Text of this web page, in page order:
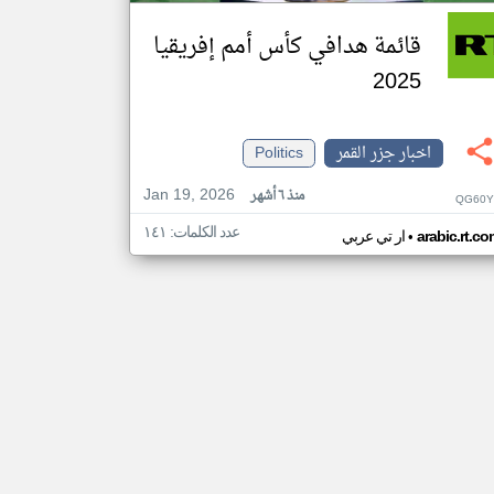
قائمة هدافي كأس أمم إفريقيا
2025
اخبار جزر القمر
Politics
Jan 19, 2026
منذ ٦ أشهر
ار تي عربي• عدد الكلمات: ١٤١